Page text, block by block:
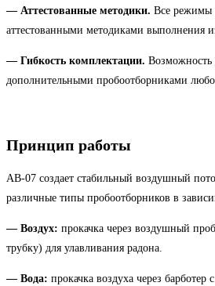
— Аттестованные методики. Все режимы
аттестованными методиками выполнения
— Гибкость комплектации. Возможность
дополнительными пробоотборниками
Принцип работы
АВ-07 создает стабильный воздушный
различные типы пробоотборников в
— Воздух: прокачка через воздушный
трубку) для улавливания радона.
— Вода: прокачка воздуха через барботер